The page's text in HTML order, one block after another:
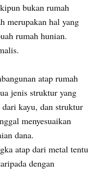
bukan rumah
merupakan hal yang
rumah hunian.
atap rumah
jenis struktur yang
kayu, dan struktur
menyesuaikan
dana.
atap dari metal tentu
dengan